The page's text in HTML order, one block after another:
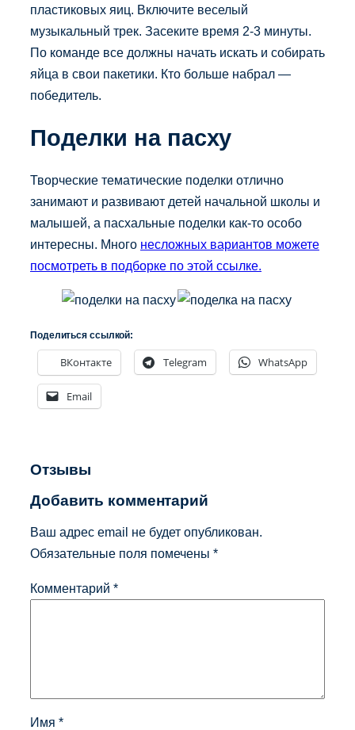
пластиковых яиц. Включите веселый
музыкальный трек. Засеките время 2-3 минуты.
По команде все должны начать искать и собирать
яйца в свои пакетики. Кто больше набрал —
победитель.
Поделки на пасху
Творческие тематические поделки отлично
занимают и развивают детей начальной школы и
малышей, а пасхальные поделки как-то особо
интересны. Много несложных вариантов можете
посмотреть в подборке по этой ссылке.
Поделиться ссылкой:
ВКонтакте Telegram WhatsApp
Email
Отзывы
Добавить комментарий
Ваш адрес email не будет опубликован.
Обязательные поля помечены *
Комментарий *
Имя *